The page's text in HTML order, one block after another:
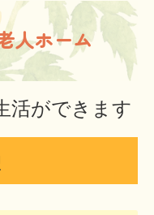
人ホーム
活ができます